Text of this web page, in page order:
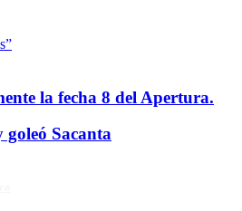
la fecha 8 del Apertura.
Sacanta